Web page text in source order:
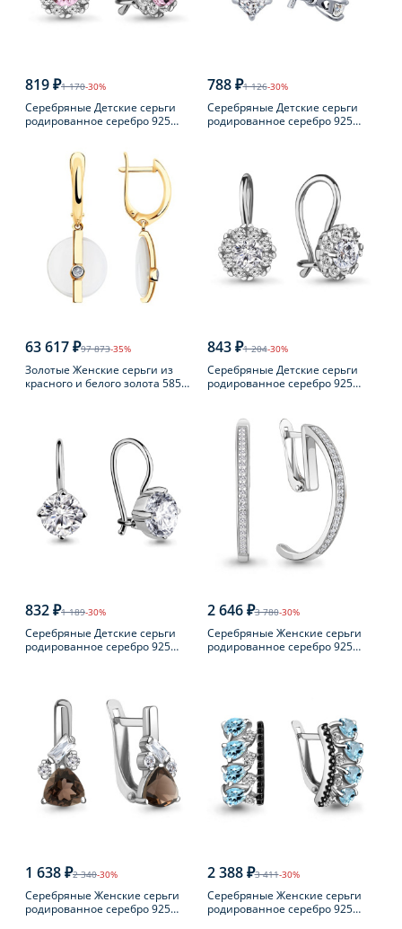
819 ₽1 170-30%
Серебряные Детские серьги
родированное серебро 925
788 ₽1 126-30%
Серебряные Детские серьги
родированное серебро 925
63 617 ₽97 873-35%
Золотые Женские серьги из
красного и белого золота 585
843 ₽1 204-30%
Серебряные Детские серьги
родированное серебро 925
832 ₽1 189-30%
Серебряные Детские серьги
родированное серебро 925
2 646 ₽3 780-30%
Серебряные Женские серьги
родированное серебро 925
1 638 ₽2 340-30%
Серебряные Женские серьги
родированное серебро 925
2 388 ₽3 411-30%
Серебряные Женские серьги
родированное серебро 925